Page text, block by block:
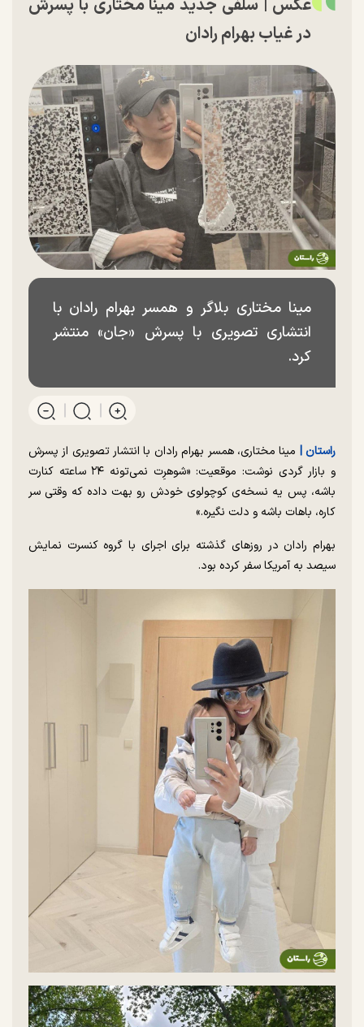
عکس | سلفی جدید مینا مختاری با پسرش
در غیاب بهرام رادان
مینا مختاری بلاگر و همسر بهرام رادان با
انتشاری تصویری با پسرش «جان» منتشر
کرد.
راستان |‌ مینا مختاری، همسر بهرام رادان با انتشار تصویری از پسرش
و بازار گردی نوشت: موقعیت: «شوهرِت نمی‌تونه ۲۴ ساعته کنارت
باشه، پس یه نسخه‌ی کوچولوی خودش رو بهت داده که وقتی سر
کاره، باهات باشه و دلت نگیره.»
بهرام رادان در روزهای گذشته برای اجرای با گروه کنسرت نمایش
سیصد به آمریکا سفر کرده بود.